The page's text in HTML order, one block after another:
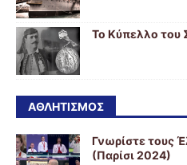
Το Κύπελλο του
ΑΘΛΗΤΙΣΜΟΣ
Γνωρίστε τους
(Παρίσι 2024)